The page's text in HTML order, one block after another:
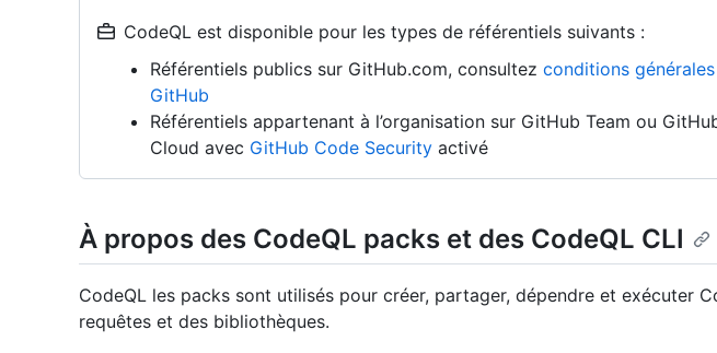
CodeQL est disponible pour les types de référentiels suivants :
Référentiels publics sur GitHub.com, consultez conditions
GitHub
Référentiels appartenant à l’organisation sur GitHub Team ou
Cloud avec GitHub Code Security activé
À propos des CodeQL packs et des CodeQL CLI
CodeQL les packs sont utilisés pour créer, partager, dépendre et exécuter
requêtes et des bibliothèques.